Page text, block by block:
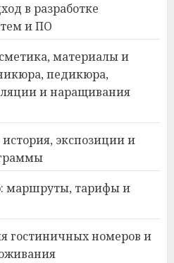
в разработке
и ПО
материалы и
педикюра,
и наращивания
экспозиции и
маршруты, тарифы и
гостиничных номеров и